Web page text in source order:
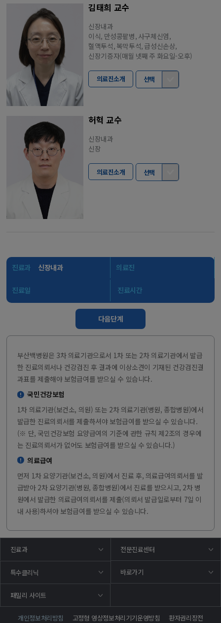
김태희 교수
신장내과
이식, 만성콩팥병, 사구체신염,
혈액투석, 복막투석, 급성신손상,
신장기증자(매월 넷째 주 화요일-오후)
의료진소개 선택
허혁 교수
신장내과
신장
의료진소개 선택
진료과 신장내과 의료진
진료일 진료시간
다음단계
부산백병원은 3차 의료기관으로서 1차 또는 2차 의료기관에서 발급
한 진료의뢰서나 건강검진 후 결과에 이상소견이 기재된 건강검진결
과표를 제출해야 보험급여를 받으실 수 있습니다.
국민건강보험
1차 의료기관(보건소, 의원) 또는 2차 의료기관(병원, 종합병원)에서
발급한 진료의뢰서를 제출하셔야 보험급여를 받으실 수 있습니다.
(※ 단, 국민건강보험 요양급여의 기준에 관한 규칙 제2조의 경우에
는 진료의뢰서가 없어도 보험급여를 받으실 수 있습니다.)
의료급여
먼저 1차 요양기관(보건소, 의원)에서 진료 후, 의료급여의뢰서를 발
급받아 2차 요양기관(병원, 종합병원)에서 진료를 받으시고, 2차 병
원에서 발급한 의료급여의뢰서를 제출(의뢰서 발급일로부터 7일 이
내 사용)하셔야 보험급여를 받으실 수 있습니다.
진료과 전문진료센터
특수클리닉 바로가기
패밀리 사이트
개인정보처리방침 고정형 영상정보처리기기운영방침 환자권리장전